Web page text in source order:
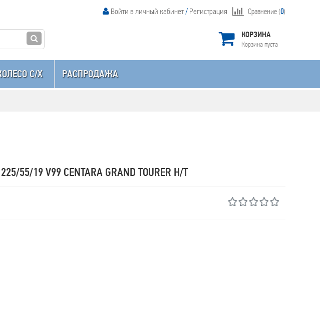
Сравнение (0)
Войти в личный кабинет/ Регистрация
КОРЗИНА
Корзина пуста
C/X РАСПРОДАЖА
19 V99 CENTARA GRAND TOURER H/T